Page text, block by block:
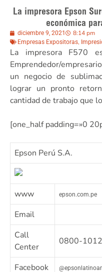
La impresora Epson
económica
diciembre 9, 2021 8:14 pm
Empresas Expositoras,
La impresora F570
Emprendedor/
un negocio de
lograr un pronto
cantidad de trabajo que
[one_half padding=»0
Epson Perú S.A.
www epson.com.pe
Email
Call
Center
0800-
Facebook